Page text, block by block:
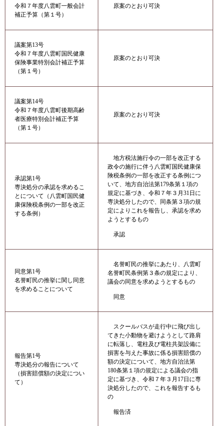
令和７年度八雲町一般会計
補正予算（第１号）
原案のとおり可決
議案第13号
令和７年度八雲町国民健康
保険事業特別会計補正予算
（第１号）
原案のとおり可決
議案第14号
令和７年度八雲町後期高齢
者医療特別会計補正予算
（第１号）
原案のとおり可決
承認第1号
専決処分の承認を求めるこ
とについて（八雲町国民健
康保険税条例の一部を改正
する条例）
地方税法施行令の一部を改正する
政令の施行に伴う八雲町国民健康保
険税条例の一部を改正する条例につ
いて、地方自治法第179条第１項の
規定に基づき、令和７年３月31日に
専決処分したので、同条第３項の規
定によりこれを報告し、承認を求め
ようとするもの
承認
同意第1号
名誉町民の推挙に関し同意
を求めることについて
名誉町民の推挙にあたり、八雲町
名誉町民条例第３条の規定により、
議会の同意を求めようとするもの
同意
報告第1号
専決処分の報告について
（損害賠償額の決定につい
て）
スクールバスが走行中に飛び出し
てきた小動物を避けようとして路肩
に転落し、電柱及び電柱共架設備に
損害を与えた事故に係る損害賠償の
額の決定について、地方自治法第
180条第１項の規定による議会の指
定に基づき、令和７年３月17日に専
決処分したので、これを報告するも
の
報告済